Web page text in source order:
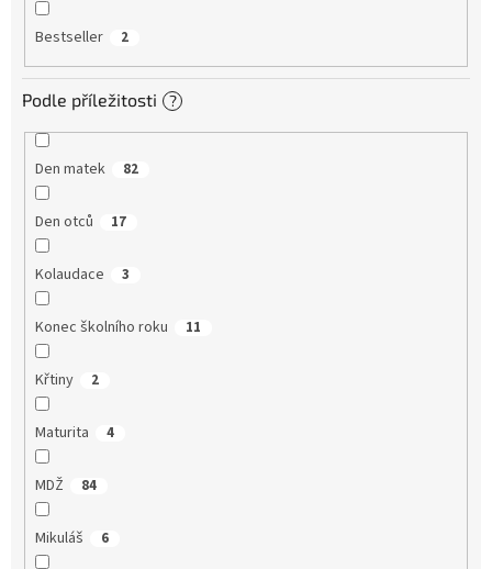
Bestseller 2
Podle příležitosti ?
Den matek 82
Den otců 17
Kolaudace 3
Konec školního roku 11
Křtiny 2
Maturita 4
MDŽ 84
Mikuláš 6